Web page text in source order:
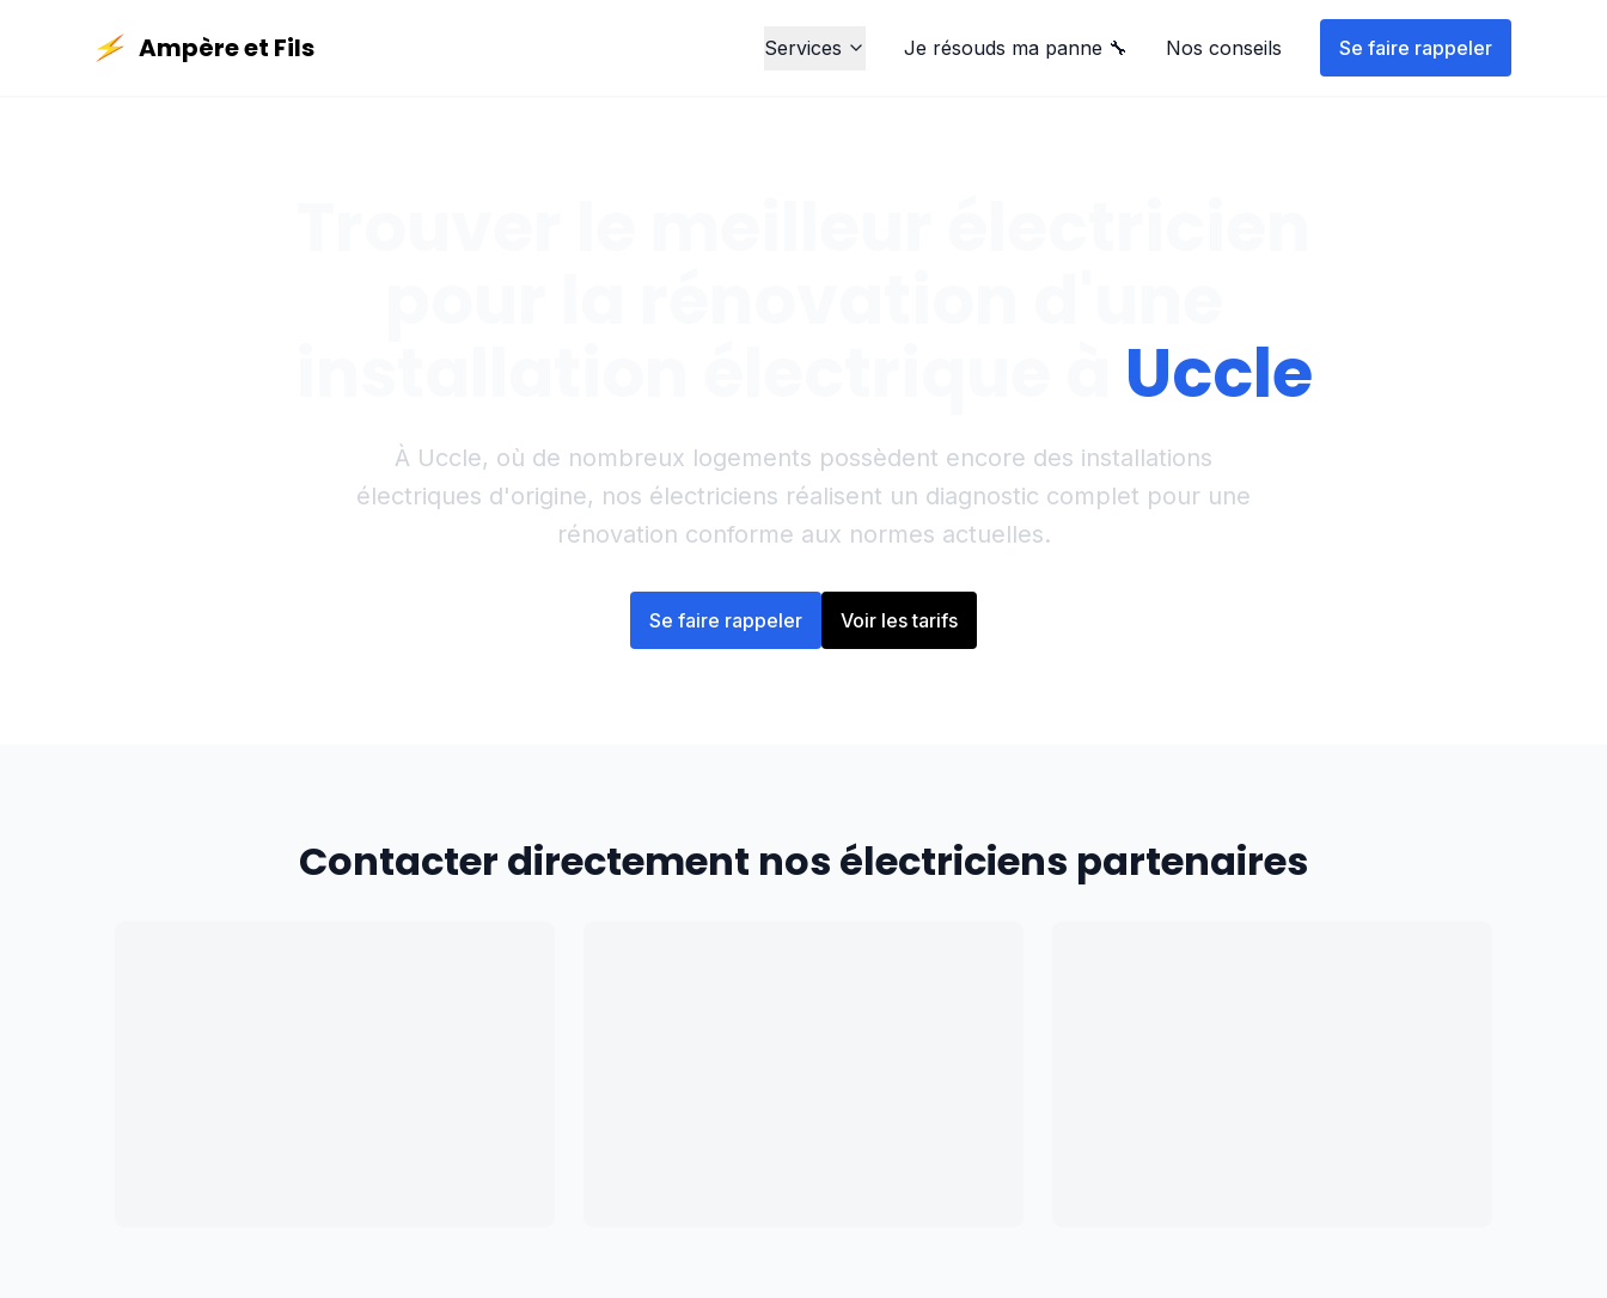
Ampère et Fils Services Je résouds ma panne 🔧 Nos conseils Se faire rappeler
Uccle
À Uccle, où de nombreux logements possèdent encore des installations
électriques d'origine, nos électriciens réalisent un diagnostic complet pour une
rénovation conforme aux normes actuelles.
Se faire rappeler Voir les tarifs
Contacter directement nos électriciens partenaires